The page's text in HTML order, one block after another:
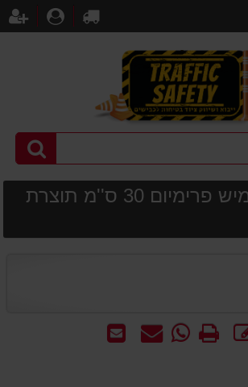
קניות
לקופה
עמוד סימון גמיש פרימיום 30 ס''מ תוצרת
שלח
שאל WhatsApp
הדפס